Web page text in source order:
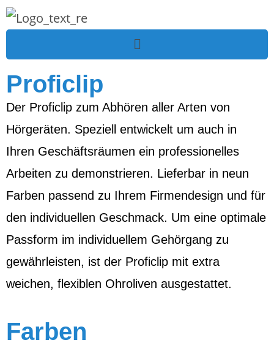
Proficlip
Der Proficlip zum Abhören aller Arten von
Hörgeräten. Speziell entwickelt um auch in
Ihren Geschäftsräumen ein professionelles
Arbeiten zu demonstrieren. Lieferbar in neun
Farben passend zu Ihrem Firmendesign und für
den individuellen Geschmack. Um eine optimale
Passform im individuellem Gehörgang zu
gewährleisten, ist der Proficlip mit extra
weichen, flexiblen Ohroliven ausgestattet.
Farben